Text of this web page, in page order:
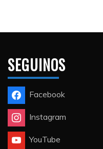
SEGUINOS
Facebook
Instagram
YouTube